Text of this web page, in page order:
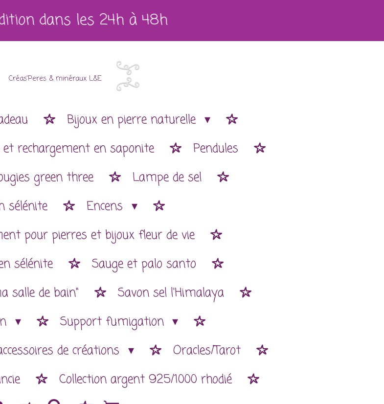
dans les 24h à 48h
Créas'Peres & minéraux L&E
Bijoux en pierre naturelle
rechargement en saponite
Pendules
green three
Lampe de sel
sélénite
Encens
pour pierres et bijoux fleur de vie
sélénite
Sauge et palo santo
salle de bain"
Savon sel l'Himalaya
Support fumigation
de créations
Oracles/Tarot
Collection argent 925/1000 rhodié